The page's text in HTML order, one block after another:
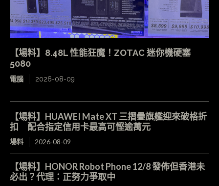
【場料】8.48L 性能狂魔！ZOTAC 迷你機硬塞
5080
電腦 2026-08-09
【場料】HUAWEI Mate XT 三摺疊旗艦迎來破格折
扣 配合指定信用卡最高可慳逾萬元
場料 2026-08-09
【場料】HONOR Robot Phone 12/8 發佈但香港未
必出？代理：正努力爭取中